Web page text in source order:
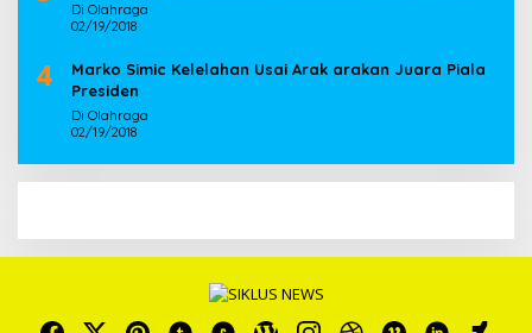
Di Olahraga
02/19/2018
4
Marko Simic Kelelahan Usai Arak arakan Juara Piala
Presiden
Di Olahraga
02/19/2018